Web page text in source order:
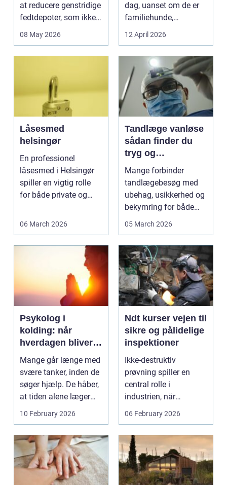
at reducere genstridige
fedtdepoter, som ikke
reagerer ...
08 May 2026
dag, uanset om de er
familiehunde,
jagthunde,
12 April 2026
Låsesmed
helsingør
En professionel
låsesmed i Helsingør
spiller en vigtig rolle
for både private og
06 March 2026
Tandlæge vanløse
sådan finder du
tryg og
professionel
tandpleje
Mange forbinder
tandlægebesøg med
ubehag, usikkerhed og
bekymring for både
smerter og pris.
05 March 2026
Psykolog i
kolding: når
hverdagen bliver
for tung at bære
alene
Mange går længe med
svære tanker, inden de
søger hjælp. De håber,
at tiden alene læger
sårene, at tr...
10 February 2026
Ndt kurser vejen til
sikre og pålidelige
inspektioner
Ikke-destruktiv
prøvning spiller en
central rolle i
industrien, når
konstruktioner,
06 February 2026